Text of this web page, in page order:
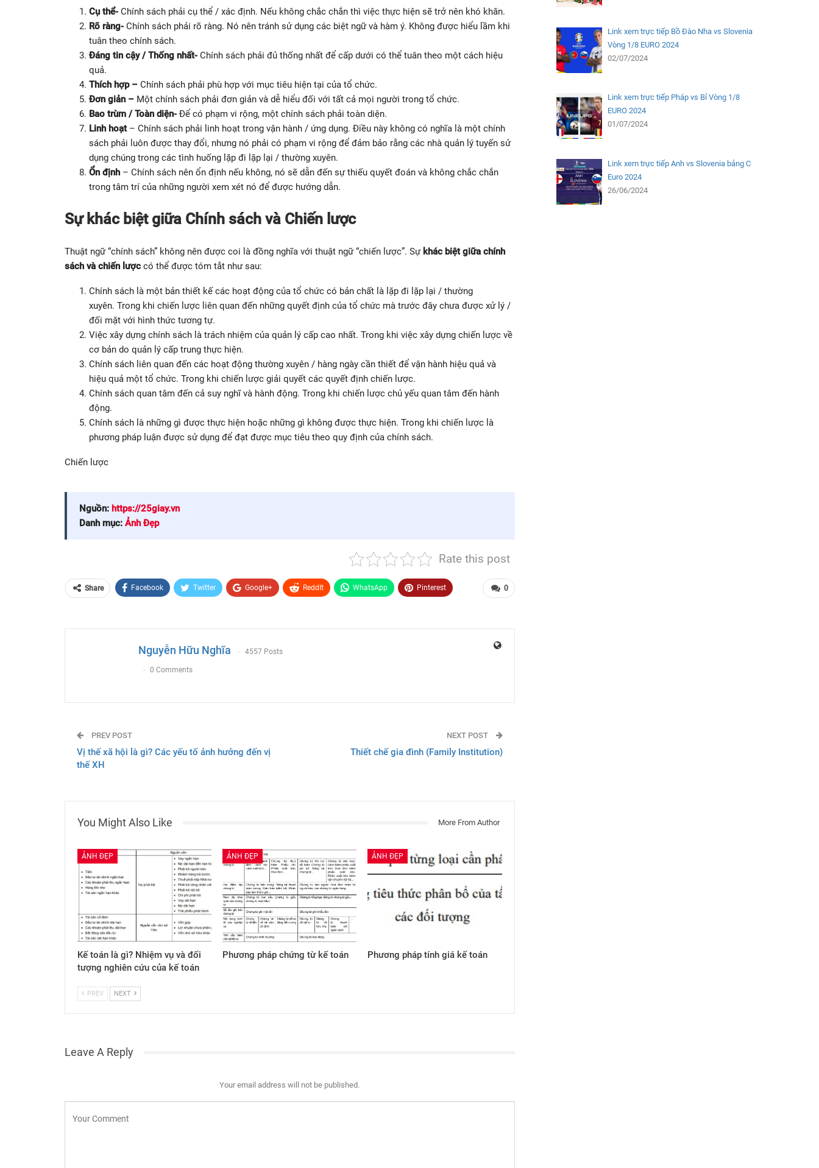
Cụ thể- Chính sách phải cụ thể / xác định. Nếu không chắc chắn thì việc thực hiện sẽ trở nên khó khăn.
Rõ ràng- Chính sách phải rõ ràng. Nó nên tránh sử dụng các biệt ngữ và hàm ý. Không được hiểu lầm khi
tuân theo chính sách.
Đáng tin cậy / Thống nhất- Chính sách phải đủ thống nhất để cấp dưới có thể tuân theo một cách hiệu
quả.
Thích hợp – Chính sách phải phù hợp với mục tiêu hiện tại của tổ chức.
Đơn giản – Một chính sách phải đơn giản và dễ hiểu đối với tất cả mọi người trong tổ chức.
Bao trùm / Toàn diện- Để có phạm vi rộng, một chính sách phải toàn diện.
Linh hoạt – Chính sách phải linh hoạt trong vận hành / ứng dụng. Điều này không có nghĩa là một chính
sách phải luôn được thay đổi, nhưng nó phải có phạm vi rộng để đảm bảo rằng các nhà quản lý tuyến sử
dụng chúng trong các tình huống lặp đi lặp lại / thường xuyên.
Ổn định – Chính sách nên ổn định nếu không, nó sẽ dẫn đến sự thiếu quyết đoán và không chắc chắn
trong tâm trí của những người xem xét nó để được hướng dẫn.
Sự khác biệt giữa Chính sách và Chiến lược
Thuật ngữ “chính sách” không nên được coi là đồng nghĩa với thuật ngữ “chiến lược”. Sự khác biệt giữa chính
sách và chiến lược có thể được tóm tắt như sau:
Chính sách là một bản thiết kế các hoạt động của tổ chức có bản chất là lặp đi lặp lại / thường
xuyên. Trong khi chiến lược liên quan đến những quyết định của tổ chức mà trước đây chưa được xử lý /
đối mặt với hình thức tương tự.
Việc xây dựng chính sách là trách nhiệm của quản lý cấp cao nhất. Trong khi việc xây dựng chiến lược về
cơ bản do quản lý cấp trung thực hiện.
Chính sách liên quan đến các hoạt động thường xuyên / hàng ngày cần thiết để vận hành hiệu quả và
hiệu quả một tổ chức. Trong khi chiến lược giải quyết các quyết định chiến lược.
Chính sách quan tâm đến cả suy nghĩ và hành động. Trong khi chiến lược chủ yếu quan tâm đến hành
động.
Chính sách là những gì được thực hiện hoặc những gì không được thực hiện. Trong khi chiến lược là
phương pháp luận được sử dụng để đạt được mục tiêu theo quy định của chính sách.
Chiến lược
Nguồn: https://25giay.vn
Danh mục: Ảnh Đẹp
Rate this post
0
Share Facebook Twitter Google+ ReddIt WhatsApp Pinterest
Nguyễn Hữu Nghĩa 4557 Posts
0 Comments
PREV POST
Vị thế xã hội là gì? Các yếu tố ảnh hưởng đến vị
thế XH
NEXT POST
Thiết chế gia đình (Family Institution)
You Might Also Like More From Author
ẢNH ĐẸP
Kế toán là gì? Nhiệm vụ và đối
tượng nghiên cứu của kế toán
ẢNH ĐẸP
Phương pháp chứng từ kế toán
ẢNH ĐẸP
Phương pháp tính giá kế toán
PREV NEXT
Leave A Reply
Your email address will not be published.
Link xem trực tiếp Bồ Đào Nha vs Slovenia
Vòng 1/8 EURO 2024
02/07/2024
Link xem trực tiếp Pháp vs Bỉ Vòng 1/8
EURO 2024
01/07/2024
Link xem trực tiếp Anh vs Slovenia bảng C
Euro 2024
26/06/2024